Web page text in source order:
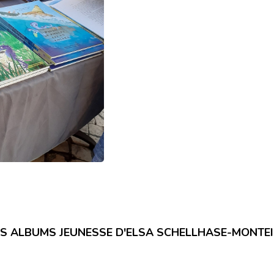
ALBUMS JEUNESSE D'ELSA SCHELLHASE-